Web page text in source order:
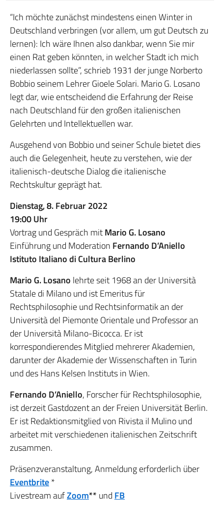
“Ich möchte zunächst mindestens einen Winter in
Deutschland verbringen (vor allem, um gut Deutsch zu
lernen): Ich wäre Ihnen also dankbar, wenn Sie mir
einen Rat geben könnten, in welcher Stadt ich mich
niederlassen sollte”, schrieb 1931 der junge Norberto
Bobbio seinem Lehrer Gioele Solari. Mario G. Losano
legt dar, wie entscheidend die Erfahrung der Reise
nach Deutschland für den großen italienischen
Gelehrten und Intellektuellen war.
Ausgehend von Bobbio und seiner Schule bietet dies
auch die Gelegenheit, heute zu verstehen, wie der
italienisch-deutsche Dialog die italienische
Rechtskultur geprägt hat.
Dienstag, 8. Februar 2022
19:00 Uhr
Vortrag und Gespräch mitMario G. Losano
Einführung und Moderation Fernando D’Aniello
Istituto Italiano di Cultura Berlino
Mario G. Losano lehrte seit 1968 an der Università
Statale di Milano und ist Emeritus für
Rechtsphilosophie und Rechtsinformatik an der
Università del Piemonte Orientale und Professor an
der Università Milano-Bicocca. Er ist
korrespondierendes Mitglied mehrerer Akademien,
darunter der Akademie der Wissenschaften in Turin
und des Hans Kelsen Instituts in Wien.
Fernando D’Aniello, Forscher für Rechtsphilosophie,
ist derzeit Gastdozent an der Freien Universität Berlin.
Er ist Redaktionsmitglied von Rivista il Mulino und
arbeitet mit verschiedenen italienischen Zeitschrift
zusammen.
Präsenzveranstaltung, Anmeldung erforderlich über
Eventbrite*
Livestream aufZoom** und FB